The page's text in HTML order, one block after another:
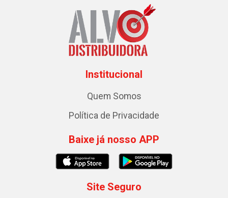
Institucional
Quem Somos
Política de Privacidade
Baixe já nosso APP
Site Seguro